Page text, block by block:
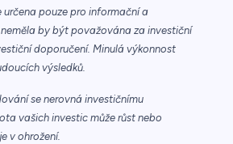
určena pouze pro informační a
by být považována za investiční
doporučení. Minulá výkonnost
výsledků.
se nerovná investičnímu
vašich investic může růst nebo
v ohrožení.